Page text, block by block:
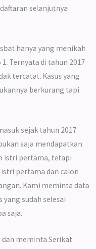
selanjutnya
hanya yang menikah
Ternyata di tahun 2017
tercatat. Kasus yang
berkurang tapi
sejak tahun 2017
saja mendapatkan
istri pertama, tetapi
pertama dan calon
Kami meminta data
yang sudah selesai
saja.
dan meminta Serikat